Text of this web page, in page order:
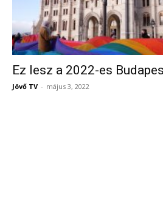
Ez lesz a 2022-es
Jövő TV - május 3, 2022